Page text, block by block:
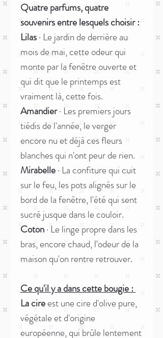
Quatre parfums, quatre
souvenirs entre lesquels choisir :
Lilas· Le jardin de derrière au
mois de mai, cette odeur qui
monte par la fenêtre ouverte et
qui dit que le printemps est
vraiment là, cette fois.
Amandier· Les premiers jours
tiédis de l'année, le verger
encore nu et déjà ces fleurs
blanches qui n'ont peur de rien.
Mirabelle· La confiture qui cuit
sur le feu, les pots alignés sur le
bord de la fenêtre, l'été qui sent
sucré jusque dans le couloir.
Coton· Le linge propre dans les
bras, encore chaud, l'odeur de la
maison qu'on rentre retrouver.
Ce qu'il y a dans cette bougie :
La cireest une cire d'olive pure,
végétale et d'origine
européenne, qui brûle lentement